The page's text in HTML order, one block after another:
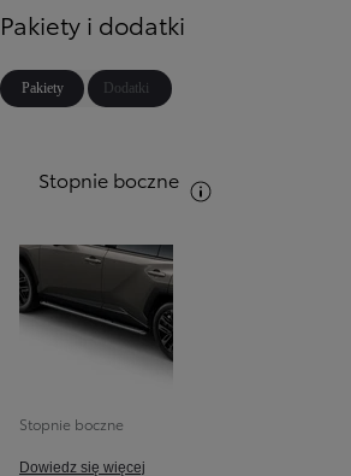
Pakiety i dodatki
Pakiety Dodatki
Stopnie boczne
Stopnie boczne
Dowiedz się więcej